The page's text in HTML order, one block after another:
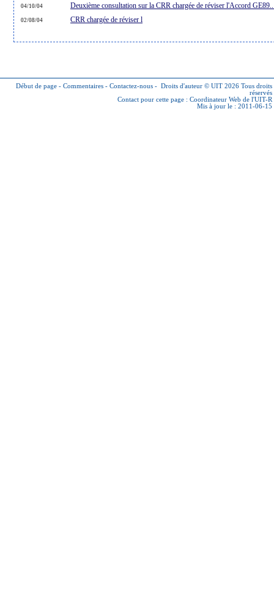
04/10/04 Deuxième consultation sur la CRR chargée de réviser l'Accord
02/08/04 CRR chargée de réviser l
Début de page - Commentaires - Contactez-nous - Droits d'auteur © UIT 2026 Tous droits
réservés
Contact pour cette page : Coordinateur Web de l'UIT-R
Mis à jour le : 2011-06-15